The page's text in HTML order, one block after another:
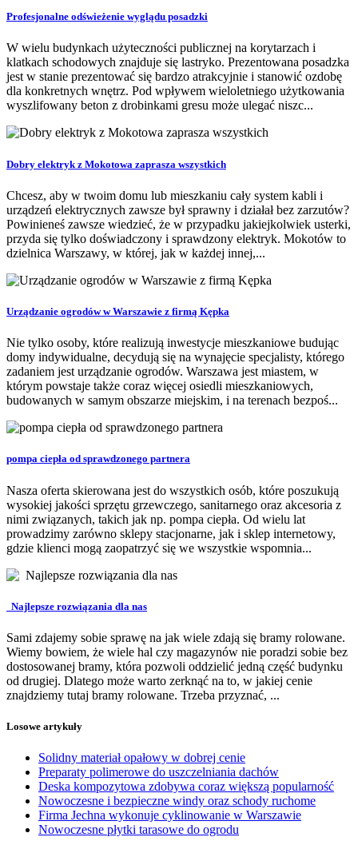
Profesjonalne odświeżenie wyglądu posadzki
W wielu budynkach użyteczności publicznej na korytarzach i
klatkach schodowych znajduje się lastryko. Prezentowana posadzka
jest w stanie prezentować się bardzo atrakcyjnie i stanowić ozdobę
dla konkretnych wnętrz. Pod wpływem wieloletniego użytkowania
wyszlifowany beton z drobinkami gresu może ulegać niszc...
Dobry elektryk z Mokotowa zaprasza wszystkich
Chcesz, aby w twoim domu lub mieszkaniu cały system kabli i
urządzeń elektrycznych zawsze był sprawny i działał bez zarzutów?
Powinieneś zawsze wiedzieć, że w przypadku jakiejkolwiek usterki,
przyda się tylko doświadczony i sprawdzony elektryk. Mokotów to
dzielnica Warszawy, w której, jak w każdej innej,...
Urządzanie ogrodów w Warszawie z firmą Kępka
Nie tylko osoby, które realizują inwestycje mieszkaniowe budując
domy indywidualne, decydują się na wynajęcie specjalisty, którego
zadaniem jest urządzanie ogrodów. Warszawa jest miastem, w
którym powstaje także coraz więcej osiedli mieszkaniowych,
budowanych w samym obszarze miejskim, i na terenach bezpoś...
pompa ciepła od sprawdzonego partnera
Nasza oferta skierowana jest do wszystkich osób, które poszukują
wysokiej jakości sprzętu grzewczego, sanitarnego oraz akcesoria z
nimi związanych, takich jak np. pompa ciepła. Od wielu lat
prowadzimy zarówno sklepy stacjonarne, jak i sklep internetowy,
gdzie klienci mogą zaopatrzyć się we wszystkie wspomnia...
Najlepsze rozwiązania dla nas
Sami zdajemy sobie sprawę na jak wiele zdają się bramy rolowane.
Wiemy bowiem, że wiele hal czy magazynów nie poradzi sobie bez
dostosowanej bramy, która pozwoli oddzielić jedną część budynku
od drugiej. Dlatego może warto zerknąć na to, w jakiej cenie
znajdziemy tutaj bramy rolowane. Trzeba przyznać, ...
Losowe artykuły
Solidny materiał opałowy w dobrej cenie
Preparaty polimerowe do uszczelniania dachów
Deska kompozytowa zdobywa coraz większą popularność
Nowoczesne i bezpieczne windy oraz schody ruchome
Firma Jechna wykonuje cyklinowanie w Warszawie
Nowoczesne płytki tarasowe do ogrodu